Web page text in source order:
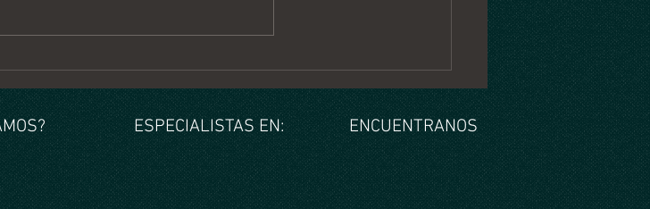
del 3 al 9
Horóscopo Semanal del 27 Julio
al 2 de Agosto 2026
ESPECIALISTAS EN: ENCUENTRANOS